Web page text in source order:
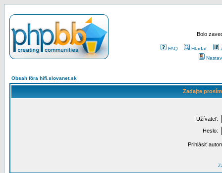
Bolo
FAQ Hľadať
Obsah fóra hifi.slovanet.sk
Zadajte
Užívateľ:
Heslo:
Prihlásiť